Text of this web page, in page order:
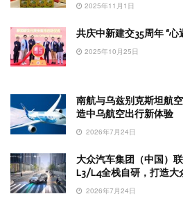
2025年11月1日
共庆中新建交35周年 “
2025年10月25日
南航与乌兹别克斯坦航
造中乌航空出行新体验
2026年7月24日
大众汽车集团（中国）
L3/L4全栈自研，打造大
2026年7月24日